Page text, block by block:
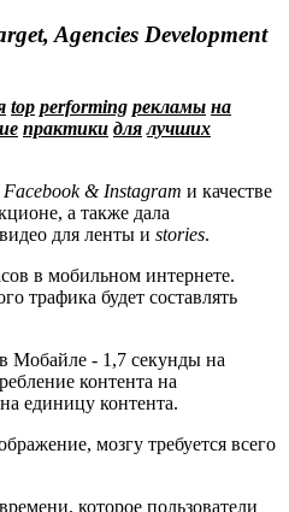
Agencies Development
top performing рекламы на
практики для лучших
Facebook & Instagram и качестве
а также дала
для ленты и stories.
в мобильном интернете.
трафика будет составлять
Мобайле - 1,7 секунды на
контента на
единицу контента.
мозгу требуется всего
которое пользователи